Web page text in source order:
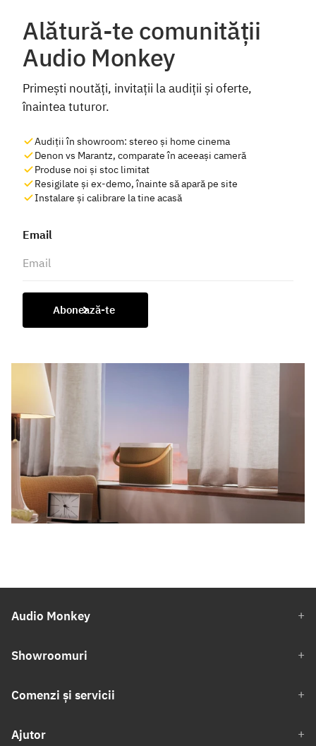
Alătură-te comunității
Audio Monkey
Primești noutăți, invitații la audiții și oferte,
înaintea tuturor.
Audiții în showroom: stereo și home cinema
Denon vs Marantz, comparate în aceeași cameră
Produse noi și stoc limitat
Resigilate și ex-demo, înainte să apară pe site
Instalare și calibrare la tine acasă
Email
Abonează-te
Audio Monkey
Showroomuri
Comenzi și servicii
Ajutor